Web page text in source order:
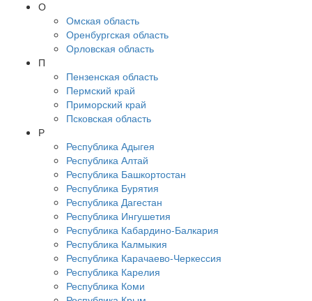
О
Омская область
Оренбургская область
Орловская область
П
Пензенская область
Пермский край
Приморский край
Псковская область
Р
Республика Адыгея
Республика Алтай
Республика Башкортостан
Республика Бурятия
Республика Дагестан
Республика Ингушетия
Республика Кабардино-Балкария
Республика Калмыкия
Республика Карачаево-Черкессия
Республика Карелия
Республика Коми